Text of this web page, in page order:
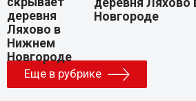
Новгороде
Еще в рубрике